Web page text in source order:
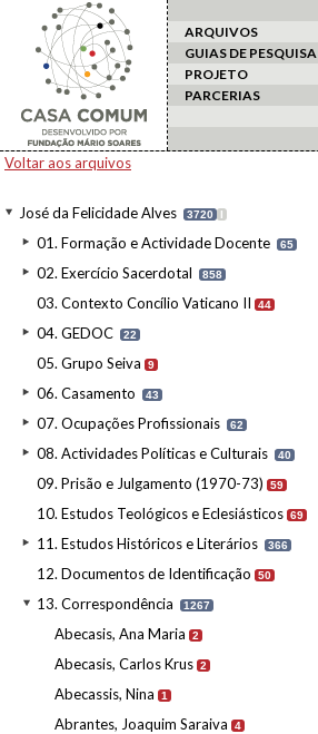
ARQUIVOS
GUIAS DE PESQUISA
PROJETO
PARCERIAS
Voltar aos arquivos
José da Felicidade Alves 3720 I
01. Formação e Actividade Docente 65
02. Exercício Sacerdotal 858
03. Contexto Concílio Vaticano II 44
04. GEDOC 22
05. Grupo Seiva 9
06. Casamento 43
07. Ocupações Profissionais 62
08. Actividades Políticas e Culturais 40
09. Prisão e Julgamento (1970-73) 59
10. Estudos Teológicos e Eclesiásticos 69
11. Estudos Históricos e Literários 366
12. Documentos de Identificação 50
13. Correspondência 1267
Abecasis, Ana Maria 2
Abecasis, Carlos Krus 2
Abecassis, Nina 1
Abrantes, Joaquim Saraiva 4